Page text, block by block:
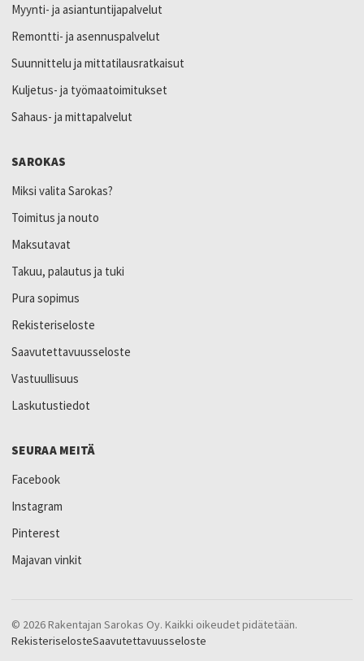
Myynti- ja asiantuntijapalvelut
Remontti- ja asennuspalvelut
Suunnittelu ja mittatilausratkaisut
Kuljetus- ja työmaatoimitukset
Sahaus- ja mittapalvelut
SAROKAS
Miksi valita Sarokas?
Toimitus ja nouto
Maksutavat
Takuu, palautus ja tuki
Pura sopimus
Rekisteriseloste
Saavutettavuusseloste
Vastuullisuus
Laskutustiedot
SEURAA MEITÄ
Facebook
Instagram
Pinterest
Majavan vinkit
© 2026 Rakentajan Sarokas Oy. Kaikki oikeudet pidätetään.
RekisteriselosteSaavutettavuusseloste